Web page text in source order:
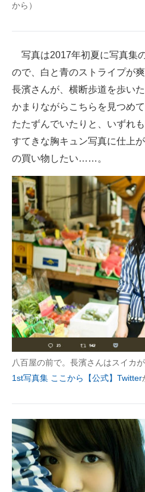
から）
写真は2017年初夏に写真集
ので、白と青のストライプが
長濱さんが、横断歩道を歩い
かまりながらこちらを見つめ
たたずんでいたりと、いずれ
すてきな胸キュン写真に仕上
の買い物したい……。
八百屋の前で。長濱さんはスイカ
1st写真集 ここから【公式】Twitter